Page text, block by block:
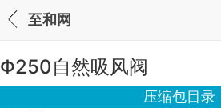
至和网
Φ250自然吸风阀
压缩包目录